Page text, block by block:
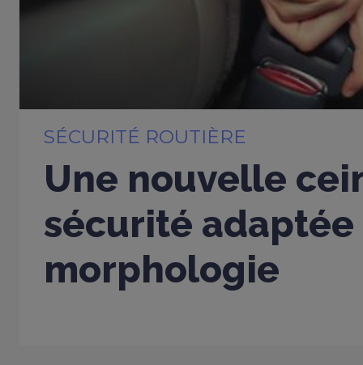
SÉCURITÉ ROUTIÈRE
Une nouvelle
sécurité adaptée
morphologie